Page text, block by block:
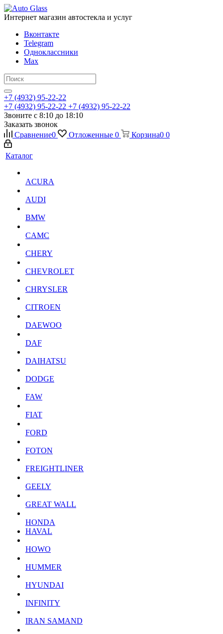
Интернет магазин автостекла и услуг
Вконтакте
Telegram
Одноклассники
Max
+7 (4932) 95-22-22
+7 (4932) 95-22-22 +7 (4932) 95-22-22
Звоните с 8:10 до 18:10
Заказать звонок
Сравнение0 Отложенные 0 Корзина0 0
Каталог
ACURA
AUDI
BMW
CAMC
CHERY
CHEVROLET
CHRYSLER
CITROEN
DAEWOO
DAF
DAIHATSU
DODGE
FAW
FIAT
FORD
FOTON
FREIGHTLINER
GEELY
GREAT WALL
HONDA
HAVAL
HOWO
HUMMER
HYUNDAI
INFINITY
IRAN SAMAND